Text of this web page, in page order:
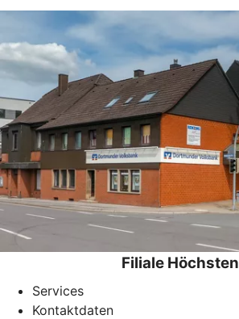
Filiale Höchsten
Services
Kontaktdaten